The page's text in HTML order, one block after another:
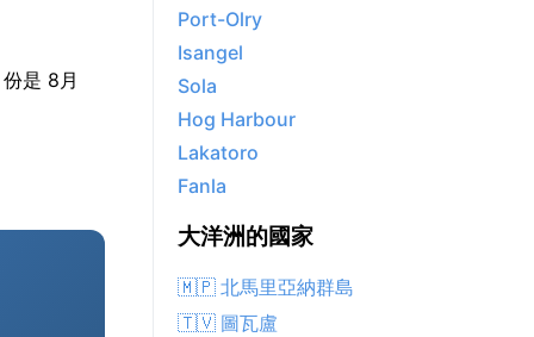
是 8月
Port-Olry
Isangel
Sola
Hog Harbour
Lakatoro
Fanla
大洋洲的國家
🇲🇵 北馬里亞納群島
🇹🇻 圖瓦盧